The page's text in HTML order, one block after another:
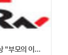
가정의 달 영상 "부모의 이름으로 살아간다는 것"